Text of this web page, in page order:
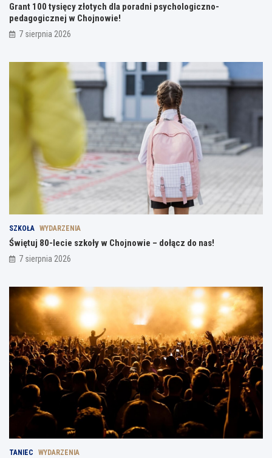
Grant 100 tysięcy złotych dla poradni psychologiczno-
pedagogicznej w Chojnowie!
7 sierpnia 2026
SZKOŁA WYDARZENIA
Świętuj 80-lecie szkoły w Chojnowie – dołącz do nas!
7 sierpnia 2026
TANIEC WYDARZENIA